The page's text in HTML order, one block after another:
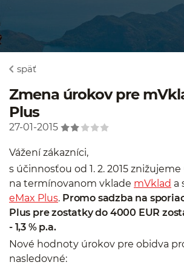
späť
Zmena úrokov pre
Plus
27-01-2015
Vážení zákazníci,
s účinnosťou od 1. 2. 2015
na termínovanom vklade mVklad a
eMax Plus. Promo sadzba na
Plus pre zostatky do 4000 EUR
- 1,3 % p.a.
Nové hodnoty úrokov pre obidva
nasledovné: